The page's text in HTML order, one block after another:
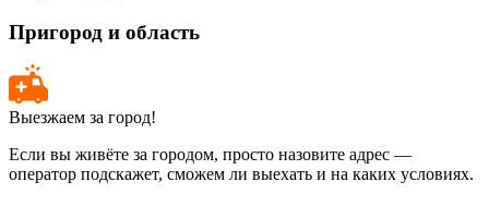
Пригород и область
Выезжаем за город!
Если вы живёте за городом, просто назовите адрес —
оператор подскажет, сможем ли выехать и на каких условиях.